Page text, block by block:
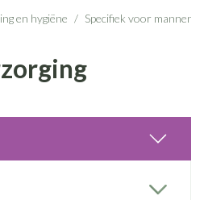
en hygiëne / Specifiek voor mannen